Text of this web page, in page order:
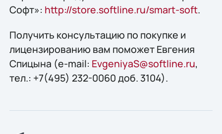
Софт»: http://store.softline.ru/smart-soft.
Получить консультацию по покупке и
лицензированию вам поможет Евгения
Спицына (e-mail: EvgeniyaS@softline.ru,
тел.: +7(495) 232-0060 доб. 3104).